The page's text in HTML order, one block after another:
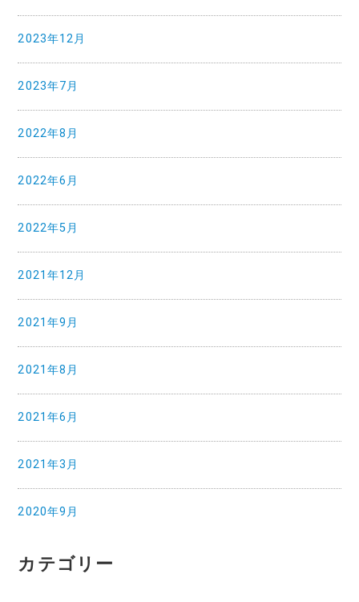
2023年12月
2023年7月
2022年8月
2022年6月
2022年5月
2021年12月
2021年9月
2021年8月
2021年6月
2021年3月
2020年9月
カテゴリー